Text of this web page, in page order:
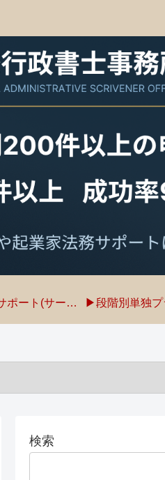
▶完全サポート(サービス・料金)
検索